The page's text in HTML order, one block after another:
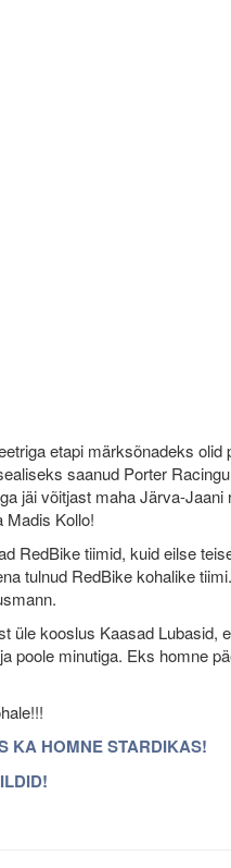
etapi märksõnadeks olid
saanud Porter
jäi võitjast maha Järva-
Madis Kollo!
RedBike tiimid, kuid eilse
tulnud RedBike kohalike
üle kooslus Kaasad Lubasid,
poole minutiga. Eks homne
KA HOMNE STARDIKAS!